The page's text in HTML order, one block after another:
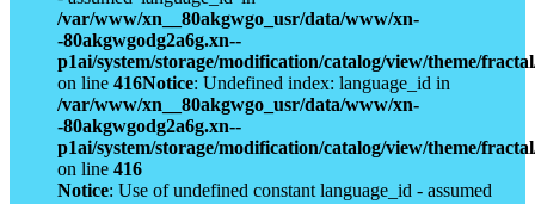
/var/www/xn__80akgwgo_usr/data/www/xn-
-80akgwgodg2a6g.xn--
p1ai/system/storage/modification/catalog/view/theme/
on line 416Notice: Undefined index: language_id in
/var/www/xn__80akgwgo_usr/data/www/xn-
-80akgwgodg2a6g.xn--
p1ai/system/storage/modification/catalog/view/theme/
on line 416
Notice: Use of undefined constant language_id - assumed